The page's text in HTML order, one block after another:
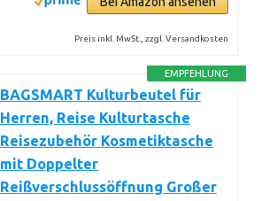
Preis inkl. MwSt., zzgl. Versandkosten
EMPFEHLUNG
BAGSMART Kulturbeutel für
Herren, Reise Kulturtasche
Reisezubehör Kosmetiktasche
mit Doppelter
Reißverschlussöffnung Großer